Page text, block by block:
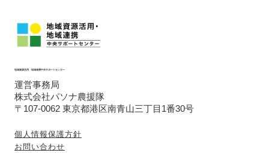
地域資源活用・地域連携中央サポートセンター
運営事務局
株式会社パソナ農援隊
〒107-0062 東京都港区南青山三丁目1番30号
個人情報保護方針
お問い合わせ